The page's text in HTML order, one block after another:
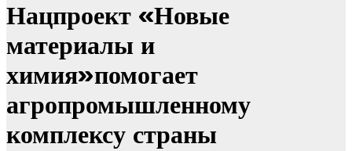
Нацпроект «Новые
материалы и
химия»помогает
агропромышленному
комплексу страны